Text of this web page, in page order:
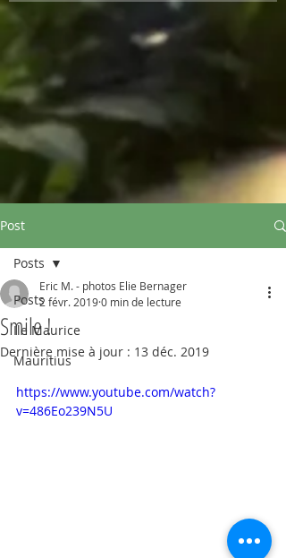
Post
Posts
Ile Maurice
Mauritius
Posts
Smile !
Eric M. - photos Elie Bernager
2 févr. 20190 min de lecture
Dernière mise à jour : 13 déc. 2019
https://www.youtube.com/watch?
v=486Eo239N5U